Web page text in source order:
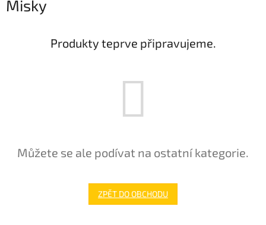
Misky
Produkty teprve připravujeme.
Můžete se ale podívat na ostatní kategorie.
ZPĚT DO OBCHODU